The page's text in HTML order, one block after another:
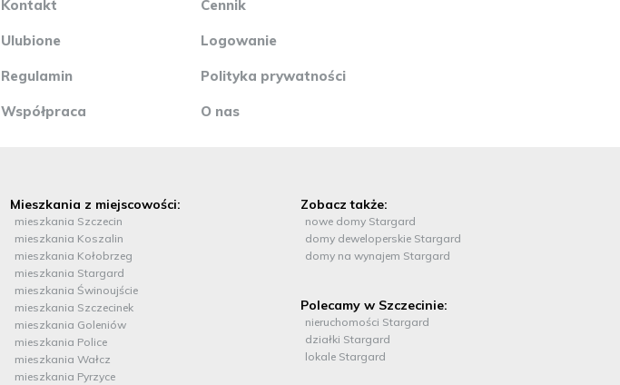
Chrobrego 5B 72-600 Świnoujście Tel. +48 91 307 89 01 Oddział KOŁOBRZEG ul.
oddziałów! www.mikulski-nieruchomosci.pl :: Oferta wysłana z programu mediaRent
Kontakt Cennik
Ulubione Logowanie
Regulamin Polityka prywatności
Współpraca O nas
Mieszkania z miejscowości:
mieszkania Szczecin
mieszkania Koszalin
mieszkania Kołobrzeg
mieszkania Stargard
mieszkania Świnoujście
mieszkania Szczecinek
mieszkania Goleniów
mieszkania Police
mieszkania Wałcz
mieszkania Pyrzyce
Zobacz także:
nowe domy Stargard
domy deweloperskie Stargard
domy na wynajem Stargard
Polecamy w Szczecinie:
nieruchomości Stargard
działki Stargard
lokale Stargard